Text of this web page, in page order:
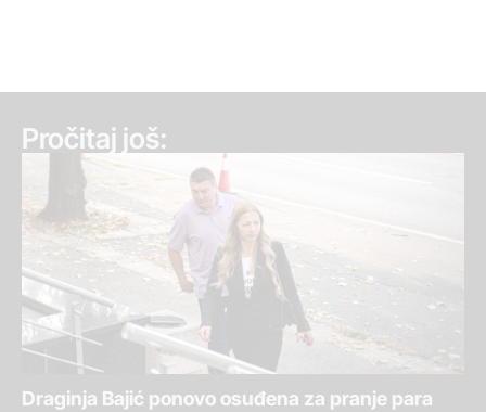
Pročitaj još:
Draginja Bajić ponovo osuđena za pranje para